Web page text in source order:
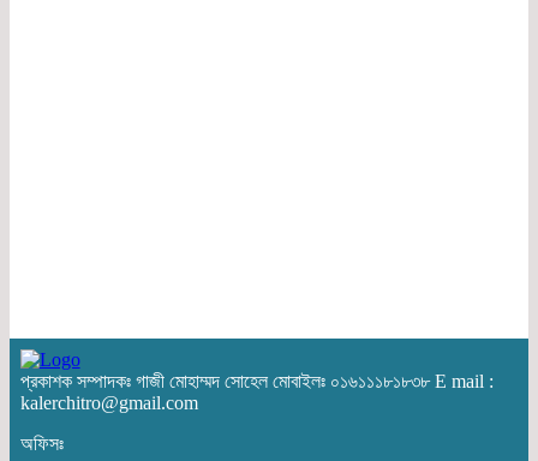
প্রকাশক সম্পাদকঃ গাজী মোহাম্মদ সোহেল মোবাইলঃ ০১৬১১১৮১৮৩৮ E mail :
kalerchitro@gmail.com
অফিসঃ